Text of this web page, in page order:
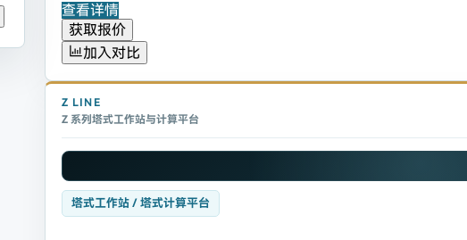
查看详情
获取报价
加入对比
Z LINE
Z 系列塔式工作站与计算平台
塔式工作站 / 塔式计算平台